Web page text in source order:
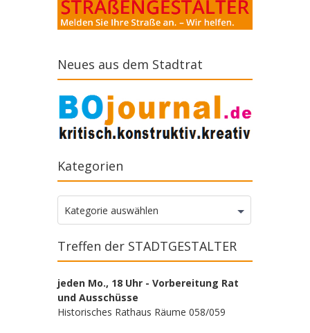
Neues aus dem Stadtrat
Kategorien
Kategorien
Kategorie auswählen
Treffen der STADTGESTALTER
jeden Mo., 18 Uhr - Vorbereitung Rat
und Ausschüsse
Historisches Rathaus Räume 058/059